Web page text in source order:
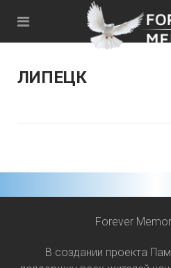
ЛИПЕЦК
Forever
В создании проекта